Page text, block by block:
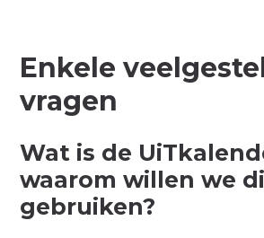
Enkele
vragen
Wat is de
waarom willen we
gebruiken?